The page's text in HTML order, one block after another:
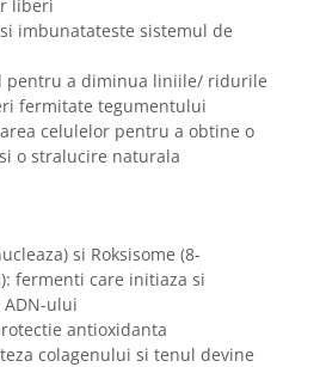
liberi
imbunatateste sistemul de
pentru a diminua liniile/ ridurile
fermitate tegumentului
celulelor pentru a obtine o
o stralucire naturala
si Roksisome (8-
fermenti care initiaza si
ului
antioxidanta
colagenului si tenul devine